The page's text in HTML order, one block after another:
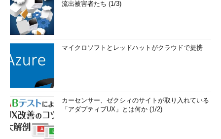
流出被害者たち (1/3)
マイクロソフトとレッドハットがクラウドで提携
カーセンサー、ゼクシィのサイトが取り入れている
「アダプティブUX」とは何か (1/2)